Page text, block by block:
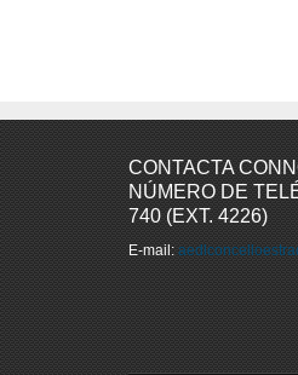
CONTACTA
NÚMERO DE
740 (EXT. 4226)
E-mail: